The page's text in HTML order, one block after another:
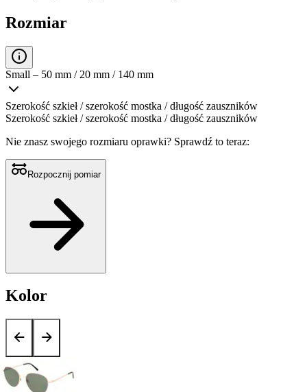
Rozmiar
Small – 50 mm / 20 mm / 140 mm
Szerokość szkieł / szerokość mostka / długość zauszników
Szerokość szkieł / szerokość mostka / długość zauszników
Nie znasz swojego rozmiaru oprawki? Sprawdź to teraz:
Rozpocznij pomiar
Kolor